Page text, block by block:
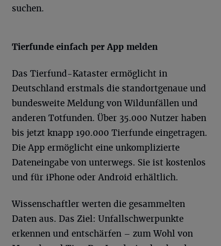
suchen.
Tierfunde einfach per App melden
Das Tierfund-Kataster ermöglicht in
Deutschland erstmals die standortgenaue und
bundesweite Meldung von Wildunfällen und
anderen Totfunden. Über 35.000 Nutzer haben
bis jetzt knapp 190.000 Tierfunde eingetragen.
Die App ermöglicht eine unkomplizierte
Dateneingabe von unterwegs. Sie ist kostenlos
und für iPhone oder Android erhältlich.
Wissenschaftler werten die gesammelten
Daten aus. Das Ziel: Unfallschwerpunkte
erkennen und entschärfen – zum Wohl von